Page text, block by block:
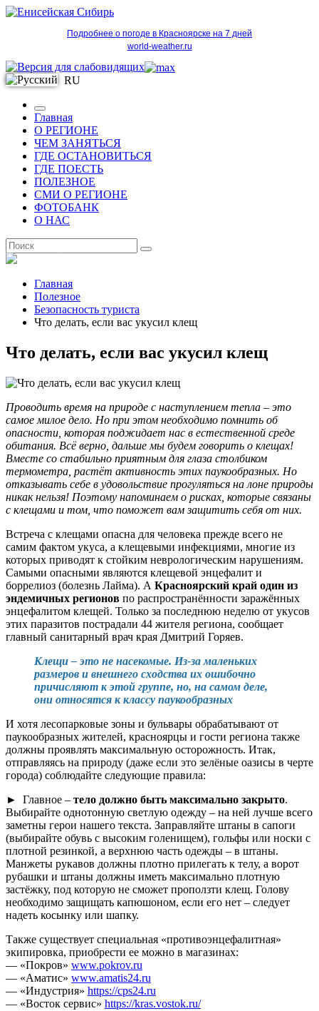
Подробнее о погоде в Красноярске на 7 дней
world-weather.ru
RU
Главная
О РЕГИОНЕ
ЧЕМ ЗАНЯТЬСЯ
ГДЕ ОСТАНОВИТЬСЯ
ГДЕ ПОЕСТЬ
ПОЛЕЗНОЕ
СМИ О РЕГИОНЕ
ФОТОБАНК
О НАС
Главная
Полезное
Безопасность туриста
Что делать, если вас укусил клещ
Что делать, если вас укусил клещ
Проводить время на природе с наступлением тепла – это
самое милое дело. Но при этом необходимо помнить об
опасности, которая поджидает нас в естественной среде
обитания. Всё верно, дальше мы будем говорить о клещах!
Вместе со стабильно приятным для глаза столбиком
термометра, растёт активность этих паукообразных. Но
отказывать себе в удовольствие прогуляться на лоне природы
никак нельзя! Поэтому напоминаем о рисках, которые связаны
с клещами и том, что поможет вам защитить себя от них.
Встреча с клещами опасна для человека прежде всего не
самим фактом укуса, а клещевыми инфекциями, многие из
которых приводят к стойким неврологическим нарушениям.
Самыми опасными являются клещевой энцефалит и
боррелиоз (болезнь Лайма). А Красноярский край один из
эндемичных регионов по распространённости заражённых
энцефалитом клещей. Только за последнюю неделю от укусов
этих паразитов пострадали 44 жителя региона, сообщает
главный санитарный врач края Дмитрий Горяев.
Клещи – это не насекомые. Из-за маленьких
размеров и внешнего сходства их ошибочно
причисляют к этой группе, но, на самом деле,
они относятся к классу паукообразных
И хотя лесопарковые зоны и бульвары обрабатывают от
паукообразных жителей, красноярцы и гости региона также
должны проявлять максимальную осторожность. Итак,
отправляясь на природу (даже если это зелёные оазисы в черте
города) соблюдайте следующие правила:
►
Главное – тело должно быть максимально закрыто.
Выбирайте однотонную светлую одежду – на ней лучше всего
заметны герои нашего текста. Заправляйте штаны в сапоги
(выбирайте обувь с высоким голенищем), гольфы или носки с
плотной резинкой, а верхнюю часть одежды – в штаны.
Манжеты рукавов должны плотно прилегать к телу, а ворот
рубашки и штаны должны иметь максимально плотную
застёжку, под которую не сможет проползти клещ. Голову
необходимо защищать капюшоном, если его нет – следует
надеть косынку или шапку.
Также существует специальная «противоэнцефалитная»
экипировка, приобрести ее можно в магазинах:
— «Покров» www.pokrov.ru
— «Аматис» www.amatis24.ru
— «Индустрия» https://cps24.ru
— «Восток сервис» https://kras.vostok.ru/